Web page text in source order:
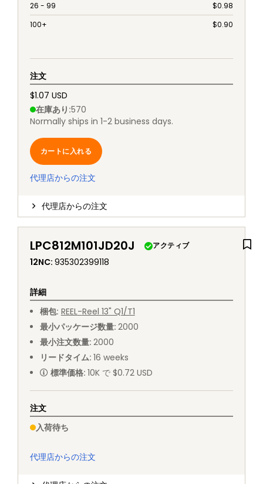
26 - 99
$0.98
100+
$0.90
注文
$1.07 USD
在庫あり :570
Normally ships in 1-2 business days.
カートに入れる
代理店からの注文
代理店からの注文
LPC812M101JD20J アクティブ
12NC: 935302399118
詳細
梱包: REEL-Reel 13" Q1/T1
最小パッケージ数量: 2000
最小注文数量: 2000
リードタイム: 16 weeks
標準価格: 10K で $0.72 USD
注文
入荷待ち
代理店からの注文